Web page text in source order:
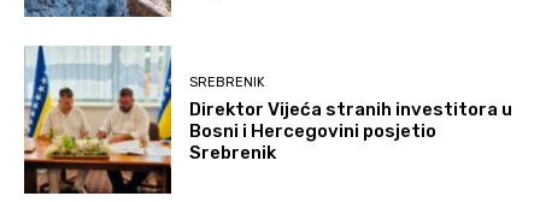
SREBRENIK
Direktor Vijeća stranih investitora u
Bosni i Hercegovini posjetio
Srebrenik